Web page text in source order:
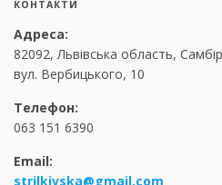
КОНТАКТИ
Адреса:
82092, Львівська область,
вул. Вербицького, 10
Телефон:
063 151 6390
Email:
strilkivska@gmail.com